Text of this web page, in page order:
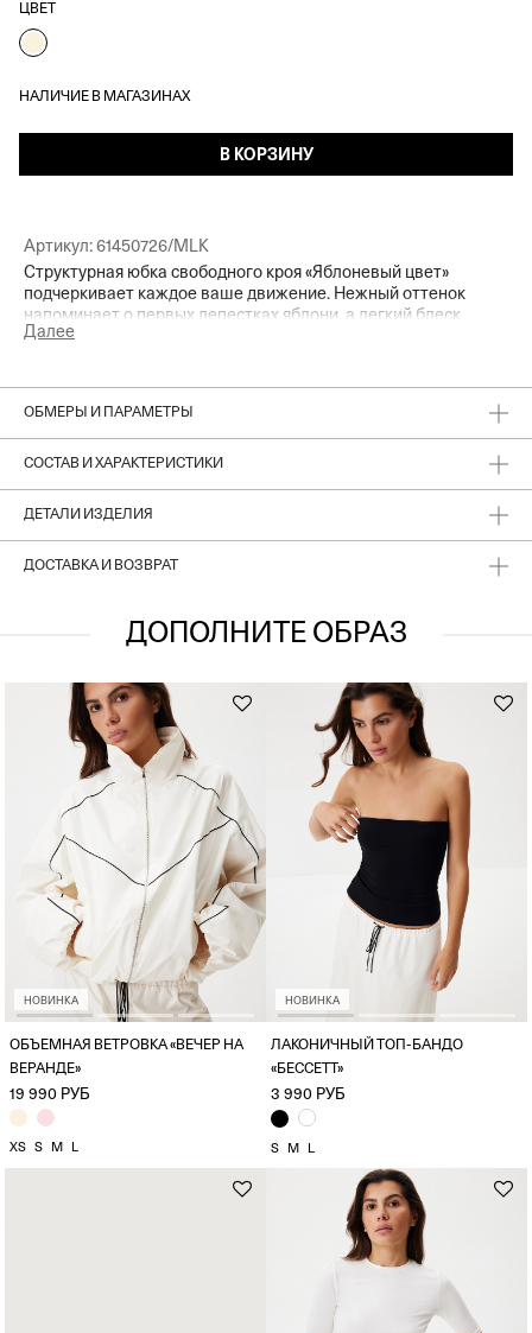
ЦВЕТ
В КОРЗИНУ
НАЛИЧИЕ В МАГАЗИНАХ
Артикул: 61450726/MLK
Структурная юбка свободного кроя «Яблоневый цвет»
подчеркивает каждое ваше движение. Нежный оттенок
напоминает о первых лепестках яблони, а легкий блеск
ткани подчеркивает его мягость. Свободный силуэт
Сочетайте юбку с ветровкой «Вечер на веранде», топом или
Далее
ОБМЕРЫ И ПАРАМЕТРЫ
СОСТАВ И ХАРАКТЕРИСТИКИ
ДЕТАЛИ ИЗДЕЛИЯ
ДОСТАВКА И ВОЗВРАТ
ДОПОЛНИТЕ ОБРАЗ
НОВИНКА
ОБЪЕМНАЯ ВЕТРОВКА «ВЕЧЕР НА
ВЕРАНДЕ»
19 990 РУБ
XS S M L
НОВИНКА
ЛАКОНИЧНЫЙ ТОП-БАНДО
«БЕССЕТТ»
3 990 РУБ
S M L